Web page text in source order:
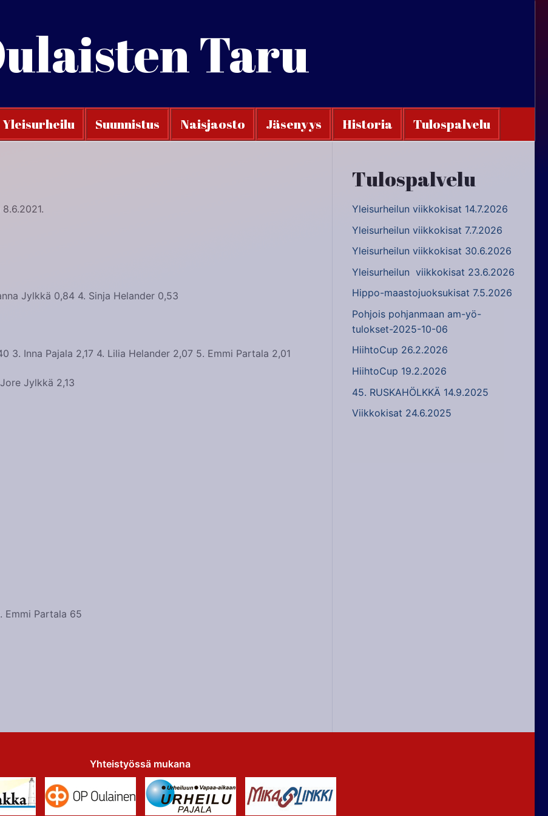
Taru
Yleisurheilu Suunnistus Naisjaosto Jäsenyys Historia Tulospalvelu
Jylkkä 0,84 4. Sinja Helander 0,53
3. Inna Pajala 2,17 4. Lilia Helander 2,07 5. Emmi Partala 2,01
Jylkkä 2,13
Emmi Partala 65
Tulospalvelu
Yleisurheilun viikkokisat 14.7.2026
Yleisurheilun viikkokisat 7.7.2026
Yleisurheilun viikkokisat 30.6.2026
Yleisurheilun viikkokisat 23.6.2026
Hippo-maastojuoksukisat 7.5.2026
Pohjois pohjanmaan am-yö-
tulokset-2025-10-06
HiihtoCup 26.2.2026
HiihtoCup 19.2.2026
45. RUSKAHÖLKKÄ 14.9.2025
Viikkokisat 24.6.2025
Yhteistyössä mukana